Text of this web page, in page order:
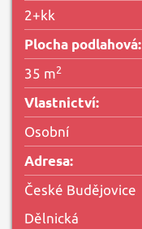
2+kk
Plocha podlahová:
35 m2
Vlastnictví:
Osobní
Adresa:
České Budějovice
Dělnická